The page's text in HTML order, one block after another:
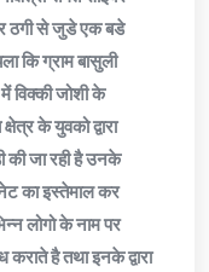
ठगी से जुडे एक बडे
कि ग्राम बासुली
विक्की जोशी के
के युवको द्वारा
की जा रही है उनके
का इस्तेमाल कर
लोगो के नाम पर
है तथा इनके द्वारा